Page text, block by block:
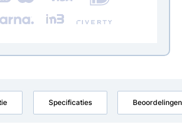
Specificaties Beoordelingen